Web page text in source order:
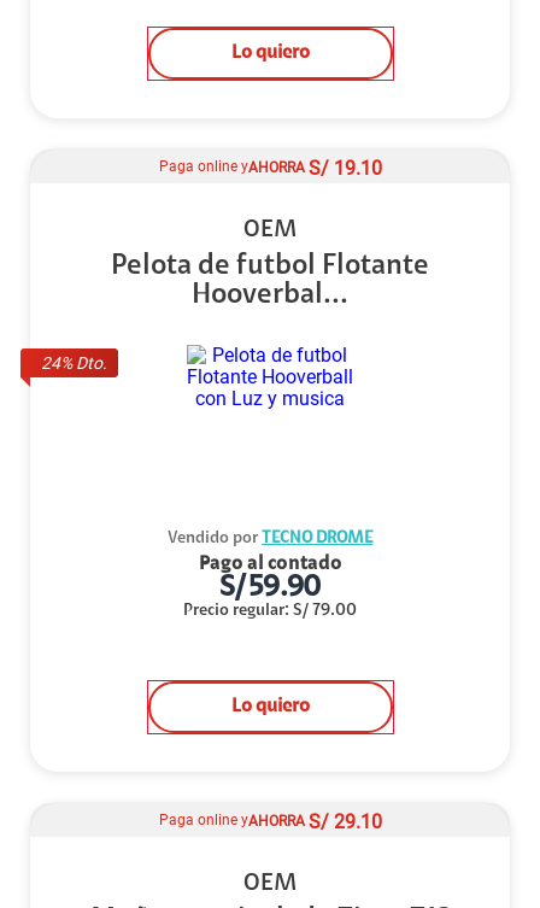
Lo quiero
24% Dto.
Paga online yAHORRA S/ 19.10
OEM
Pelota de futbol Flotante
Hooverbal...
Vendido por TECNO DROME
Pago al contado
S/59.90
Precio regular: S/ 79.00
Lo quiero
Paga online yAHORRA S/ 29.10
OEM